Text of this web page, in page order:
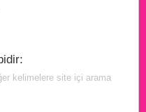
kelimelere site içi arama